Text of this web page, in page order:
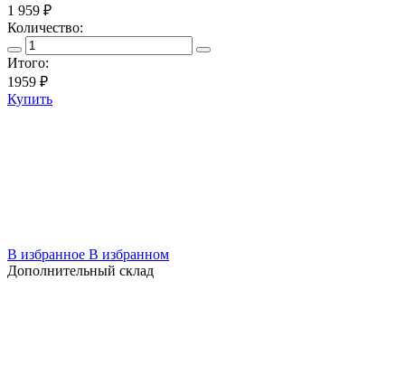
1 959 ₽
Количество:
Итого:
1959 ₽
Купить
В избранное В избранном
Дополнительный склад